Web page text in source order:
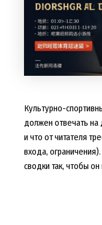
Культурно-
должен отвечать на
и что от читателя
входа,
сводки так, чтобы